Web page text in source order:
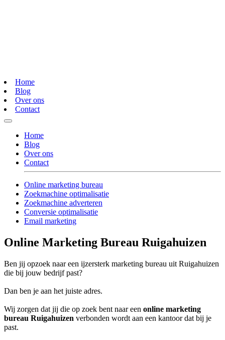
Home
Blog
Over ons
Contact
Home
Blog
Over ons
Contact
Online marketing bureau
Zoekmachine optimalisatie
Zoekmachine adverteren
Conversie optimalisatie
Email marketing
Online Marketing Bureau Ruigahuizen
Ben jij opzoek naar een ijzersterk marketing bureau uit Ruigahuizen
die bij jouw bedrijf past?
Dan ben je aan het juiste adres.
Wij zorgen dat jij die op zoek bent naar een online marketing
bureau Ruigahuizen verbonden wordt aan een kantoor dat bij je
past.